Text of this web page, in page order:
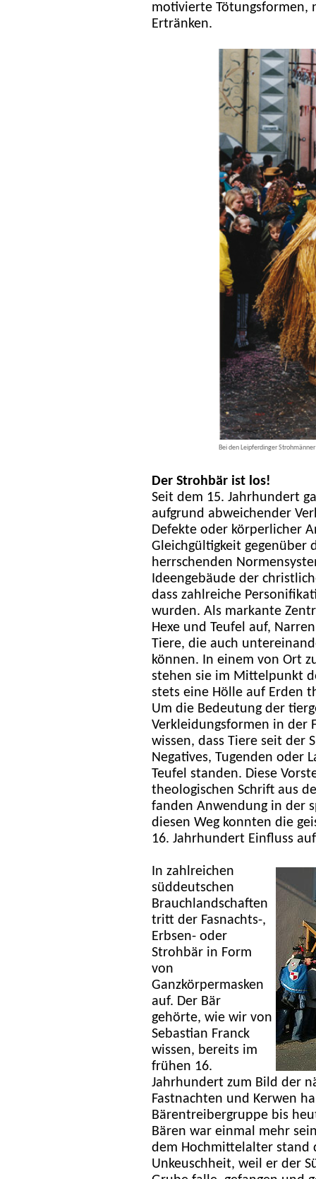
motivierte Tötungsformen,
Ertränken.
Bei den Leipferdinger
Der Strohbär ist los!
Seit dem 15. Jahrhundert
aufgrund abweichender
Defekte oder körperlicher
Gleichgültigkeit gegenüber
herrschenden
Ideengebäude der
dass zahlreiche
wurden. Als markante
Hexe und Teufel auf,
Tiere, die auch
können. In einem von Ort
stehen sie im Mittelpunkt
stets eine Hölle auf Erden
Um die Bedeutung der
Verkleidungsformen in der
wissen, dass Tiere seit der
Negatives, Tugenden oder
Teufel standen. Diese
theologischen Schrift aus
fanden Anwendung in der
diesen Weg konnten die
16. Jahrhundert Einfluss
In zahlreichen
süddeutschen
Brauchlandschaften
tritt der Fasnachts-,
Erbsen- oder
Strohbär in Form
von
Ganzkörpermasken
auf. Der Bär
gehörte, wie wir von
Sebastian Franck
wissen, bereits im
frühen 16.
Jahrhundert zum Bild der
Fastnachten und Kerwen
Bärentreibergruppe bis
Bären war einmal mehr
dem Hochmittelalter stand
Unkeuschheit, weil er der